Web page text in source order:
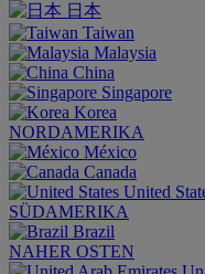
日本
Taiwan
Malaysia
China
Singapore
Korea
NORDAMERIKA
México
Canada
United
SÜDAMERIKA
Brazil
NAHER OSTEN